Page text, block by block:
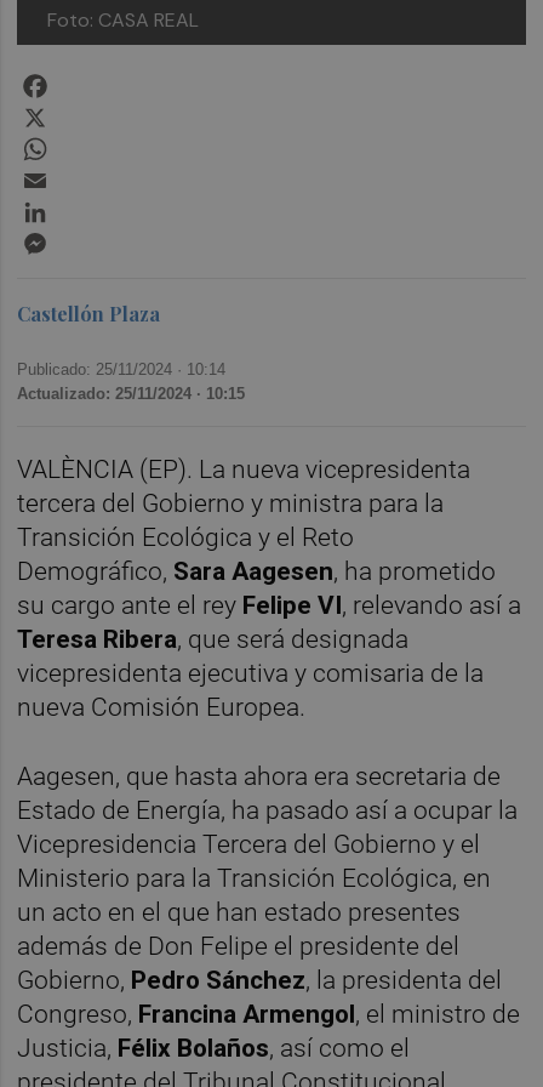
Foto: CASA REAL
Castellón Plaza
Publicado: 25/11/2024 · 10:14
Actualizado: 25/11/2024 · 10:15
VALÈNCIA (EP). La nueva vicepresidenta
tercera del Gobierno y ministra para la
Transición Ecológica y el Reto
Demográfico, Sara Aagesen, ha prometido
su cargo ante el rey Felipe VI, relevando así a
Teresa Ribera, que será designada
vicepresidenta ejecutiva y comisaria de la
nueva Comisión Europea.
Aagesen, que hasta ahora era secretaria de
Estado de Energía, ha pasado así a ocupar la
Vicepresidencia Tercera del Gobierno y el
Ministerio para la Transición Ecológica, en
un acto en el que han estado presentes
además de Don Felipe el presidente del
Gobierno, Pedro Sánchez, la presidenta del
Congreso, Francina Armengol, el ministro de
Justicia, Félix Bolaños, así como el